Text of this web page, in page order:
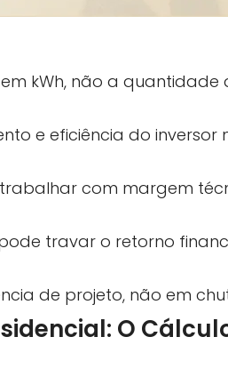
kWh, não a quantidade
e eficiência do
com margem
travar o retorno
de projeto, não em
O